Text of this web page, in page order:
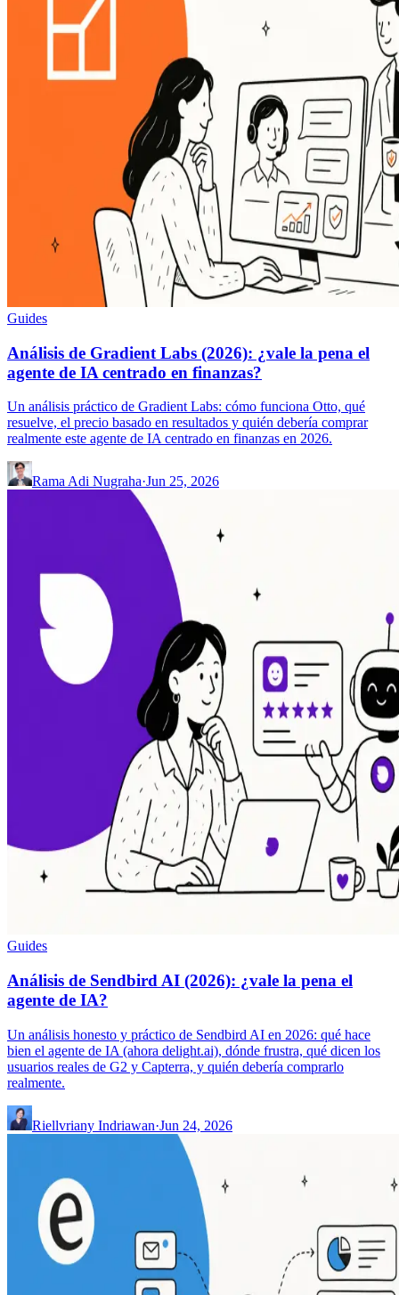
Guides
Análisis de Gradient Labs (2026): ¿vale la pena el
agente de IA centrado en finanzas?
Un análisis práctico de Gradient Labs: cómo funciona Otto, qué
resuelve, el precio basado en resultados y quién debería comprar
realmente este agente de IA centrado en finanzas en 2026.
Rama Adi Nugraha·Jun 25, 2026
Guides
Análisis de Sendbird AI (2026): ¿vale la pena el
agente de IA?
Un análisis honesto y práctico de Sendbird AI en 2026: qué hace
bien el agente de IA (ahora delight.ai), dónde frustra, qué dicen los
usuarios reales de G2 y Capterra, y quién debería comprarlo
realmente.
Riellvriany Indriawan·Jun 24, 2026